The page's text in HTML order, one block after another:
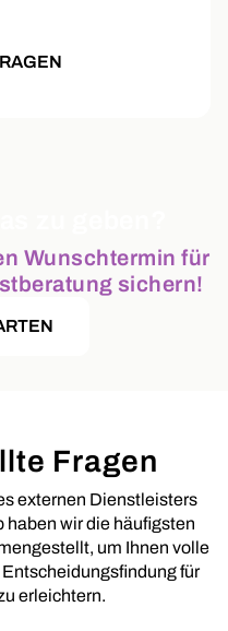
Wunschtermin für
sichern!
Fragen
externen Dienstleisters
wir die häufigsten
um Ihnen volle
für
erleichtern.